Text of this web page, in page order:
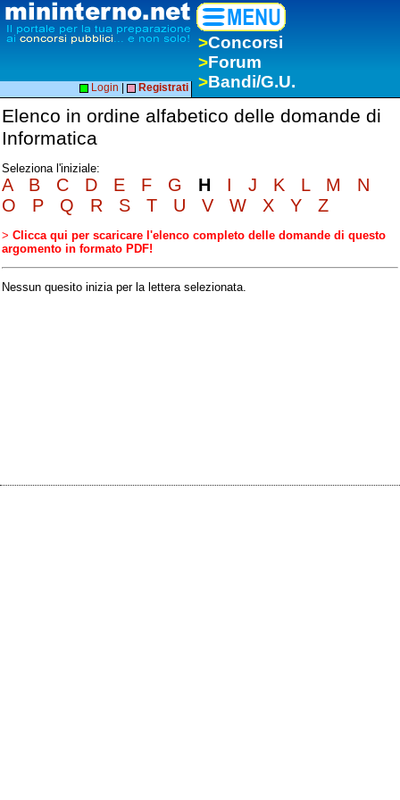
>Concorsi
>Forum
>Bandi/G.U.
Login Registrati
Elenco in ordine alfabetico delle domande di
Informatica
Seleziona l'iniziale:
A B C D E F G H I J K L M
N
O
P Q R S T U V W X Y Z
> Clicca qui per scaricare l'elenco completo delle domande di questo
argomento in formato PDF!
Nessun quesito inizia per la lettera selezionata.